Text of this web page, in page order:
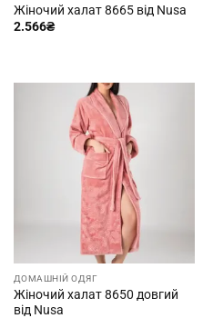
Жіночий халат 8665 від Nusa
2.566₴
ДОМАШНІЙ ОДЯГ
Жіночий халат 8650 довгий
від Nusa